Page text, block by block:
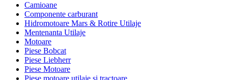
Camioane
Componente carburant
Hidromotoare Mars & Rotire Utilaje
Mentenanta Utilaje
Motoare
Piese Bobcat
Piese Liebherr
Piese Motoare